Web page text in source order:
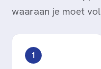
waaraan je moet
1